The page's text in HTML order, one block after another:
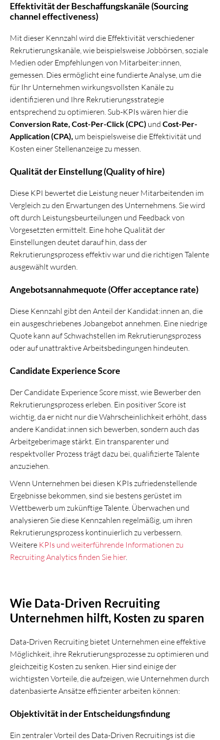
Effektivität der Beschaffungskanäle (Sourcing
channel effectiveness)
Mit dieser Kennzahl wird die Effektivität verschiedener
Rekrutierungskanäle, wie beispielsweise Jobbörsen, soziale
Medien oder Empfehlungen von Mitarbeiter:innen,
gemessen. Dies ermöglicht eine fundierte Analyse, um die
für Ihr Unternehmen wirkungsvollsten Kanäle zu
identifizieren und Ihre Rekrutierungsstrategie
entsprechend zu optimieren. Sub-KPIs wären hier die
Conversion Rate, Cost-Per-Click (CPC) und Cost-Per-
Application (CPA), um beispielsweise die Effektivität und
Kosten einer Stellenanzeige zu messen.
Qualität der Einstellung (Quality of hire)
Diese KPI bewertet die Leistung neuer Mitarbeitenden im
Vergleich zu den Erwartungen des Unternehmens. Sie wird
oft durch Leistungsbeurteilungen und Feedback von
Vorgesetzten ermittelt. Eine hohe Qualität der
Einstellungen deutet darauf hin, dass der
Rekrutierungsprozess effektiv war und die richtigen Talente
ausgewählt wurden.
Angebotsannahmequote (Offer acceptance rate)
Diese Kennzahl gibt den Anteil der Kandidat:innen an, die
ein ausgeschriebenes Jobangebot annehmen. Eine niedrige
Quote kann auf Schwachstellen im Rekrutierungsprozess
oder auf unattraktive Arbeitsbedingungen hindeuten.
Candidate Experience Score
Der Candidate Experience Score misst, wie Bewerber den
Rekrutierungsprozess erleben. Ein positiver Score ist
wichtig, da er nicht nur die Wahrscheinlichkeit erhöht, dass
andere Kandidat:innen sich bewerben, sondern auch das
Arbeitgeberimage stärkt. Ein transparenter und
respektvoller Prozess trägt dazu bei, qualifizierte Talente
anzuziehen.
Wenn Unternehmen bei diesen KPIs zufriedenstellende
Ergebnisse bekommen, sind sie bestens gerüstet im
Wettbewerb um zukünftige Talente. Überwachen und
analysieren Sie diese Kennzahlen regelmäßig, um ihren
Rekrutierungsprozess kontinuierlich zu verbessern.
Weitere KPIs und weiterführende Informationen zu
Recruiting Analytics finden Sie hier.
Wie Data-Driven Recruiting
Unternehmen hilft, Kosten zu sparen
Data-Driven Recruiting bietet Unternehmen eine effektive
Möglichkeit, ihre Rekrutierungsprozesse zu optimieren und
gleichzeitig Kosten zu senken. Hier sind einige der
wichtigsten Vorteile, die aufzeigen, wie Unternehmen durch
datenbasierte Ansätze effizienter arbeiten können:
Objektivität in der Entscheidungsfindung
Ein zentraler Vorteil des Data-Driven Recruitings ist die